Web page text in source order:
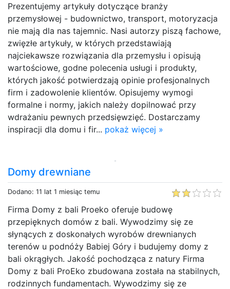
Prezentujemy artykuły dotyczące branży
przemysłowej - budownictwo, transport, motoryzacja
nie mają dla nas tajemnic. Nasi autorzy piszą fachowe,
zwięzłe artykuły, w których przedstawiają
najciekawsze rozwiązania dla przemysłu i opisują
wartościowe, godne polecenia usługi i produkty,
których jakość potwierdzają opinie profesjonalnych
firm i zadowolenie klientów. Opisujemy wymogi
formalne i normy, jakich należy dopilnować przy
wdrażaniu pewnych przedsięwzięć. Dostarczamy
inspiracji dla domu i fir... pokaż więcej »
Domy drewniane
Dodano: 11 lat 1 miesiąc temu
Firma Domy z bali Proeko oferuje budowę
przepięknych domów z bali. Wywodzimy się ze
słynących z doskonałych wyrobów drewnianych
terenów u podnóży Babiej Góry i budujemy domy z
bali okrągłych. Jakość pochodząca z natury Firma
Domy z bali ProEko zbudowana została na stabilnych,
rodzinnych fundamentach. Wywodzimy się ze